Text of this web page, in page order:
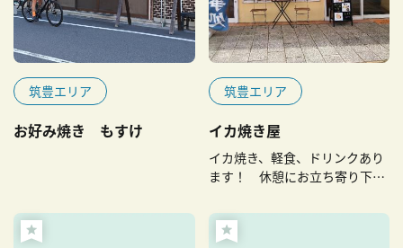
筑豊エリア
お好み焼き もすけ
筑豊エリア
イカ焼き屋
イカ焼き、軽食、ドリンクあり
ます！ 休憩にお立ち寄り下さ